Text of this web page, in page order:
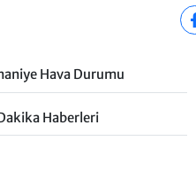
Hava Durumu
Haberleri